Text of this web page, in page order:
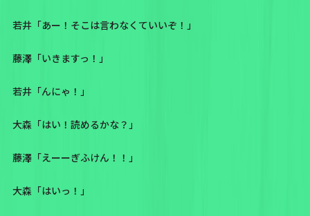
若井「あー！そこは言わなくていいぞ！」
藤澤「いきますっ！」
若井「んにゃ！」
大森「はい！読めるかな？」
藤澤「えーーぎふけん！！」
大森「はいっ！」